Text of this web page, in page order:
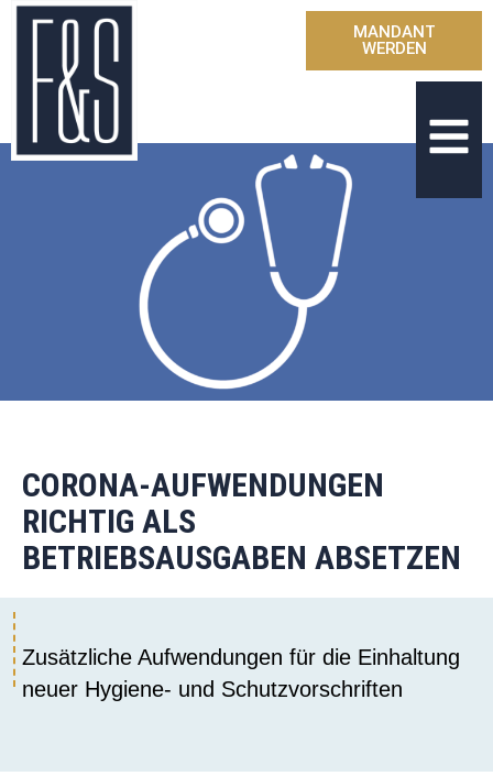
MANDANT
WERDEN
CORONA-AUFWENDUNGEN
RICHTIG ALS
BETRIEBSAUSGABEN ABSETZEN
Zusätzliche Aufwendungen für die Einhaltung
neuer Hygiene- und Schutzvorschriften